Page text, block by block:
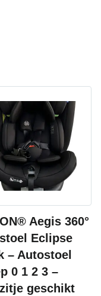
Aegis 360°
Eclipse
– Autostoel
0 1 2 3 –
geschikt